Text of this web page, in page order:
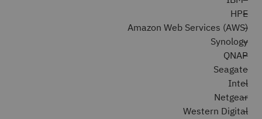
HPE
Amazon Web Services (AWS)
Synology
QNAP
Seagate
Intel
Netgear
Western Digital